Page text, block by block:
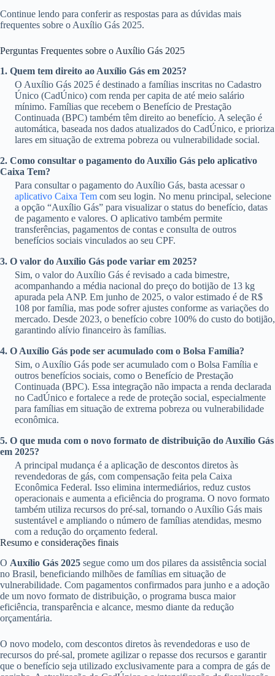
Continue lendo para conferir as respostas para as dúvidas mais
frequentes sobre o Auxílio Gás 2025.
Perguntas Frequentes sobre o Auxílio Gás 2025
1. Quem tem direito ao Auxílio Gás em 2025?
O Auxílio Gás 2025 é destinado a famílias inscritas no Cadastro
Único (CadÚnico) com renda per capita de até meio salário
mínimo. Famílias que recebem o Benefício de Prestação
Continuada (BPC) também têm direito ao benefício. A seleção é
automática, baseada nos dados atualizados do CadÚnico, e prioriza
lares em situação de extrema pobreza ou vulnerabilidade social.
2. Como consultar o pagamento do Auxílio Gás pelo aplicativo
Caixa Tem?
Para consultar o pagamento do Auxílio Gás, basta acessar o
aplicativo Caixa Tem com seu login. No menu principal, selecione
a opção “Auxílio Gás” para visualizar o status do benefício, datas
de pagamento e valores. O aplicativo também permite
transferências, pagamentos de contas e consulta de outros
benefícios sociais vinculados ao seu CPF.
3. O valor do Auxílio Gás pode variar em 2025?
Sim, o valor do Auxílio Gás é revisado a cada bimestre,
acompanhando a média nacional do preço do botijão de 13 kg
apurada pela ANP. Em junho de 2025, o valor estimado é de R$
108 por família, mas pode sofrer ajustes conforme as variações do
mercado. Desde 2023, o benefício cobre 100% do custo do botijão,
garantindo alívio financeiro às famílias.
4. O Auxílio Gás pode ser acumulado com o Bolsa Família?
Sim, o Auxílio Gás pode ser acumulado com o Bolsa Família e
outros benefícios sociais, como o Benefício de Prestação
Continuada (BPC). Essa integração não impacta a renda declarada
no CadÚnico e fortalece a rede de proteção social, especialmente
para famílias em situação de extrema pobreza ou vulnerabilidade
econômica.
5. O que muda com o novo formato de distribuição do Auxílio Gás
em 2025?
A principal mudança é a aplicação de descontos diretos às
revendedoras de gás, com compensação feita pela Caixa
Econômica Federal. Isso elimina intermediários, reduz custos
operacionais e aumenta a eficiência do programa. O novo formato
também utiliza recursos do pré-sal, tornando o Auxílio Gás mais
sustentável e ampliando o número de famílias atendidas, mesmo
com a redução do orçamento federal.
Resumo e considerações finais
O Auxílio Gás 2025 segue como um dos pilares da assistência social
no Brasil, beneficiando milhões de famílias em situação de
vulnerabilidade. Com pagamentos confirmados para junho e a adoção
de um novo formato de distribuição, o programa busca maior
eficiência, transparência e alcance, mesmo diante da redução
orçamentária.
O novo modelo, com descontos diretos às revendedoras e uso de
recursos do pré-sal, promete agilizar o repasse dos recursos e garantir
que o benefício seja utilizado exclusivamente para a compra de gás de